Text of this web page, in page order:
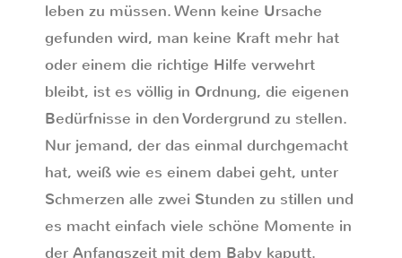
leben zu müssen. Wenn keine Ursache
gefunden wird, man keine Kraft mehr hat
oder einem die richtige Hilfe verwehrt
bleibt, ist es völlig in Ordnung, die eigenen
Bedürfnisse in den Vordergrund zu stellen.
Nur jemand, der das einmal durchgemacht
hat, weiß wie es einem dabei geht, unter
Schmerzen alle zwei Stunden zu stillen und
es macht einfach viele schöne Momente in
der Anfangszeit mit dem Baby kaputt.